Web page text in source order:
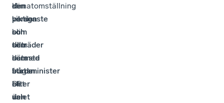
den
viktigaste
och
som
därmed
borde
bli
den
klimatomställning
borde
bli
den
hetaste
frågan.
Det
är
den
person
som
tillträder
som
statsminister
efter
valet